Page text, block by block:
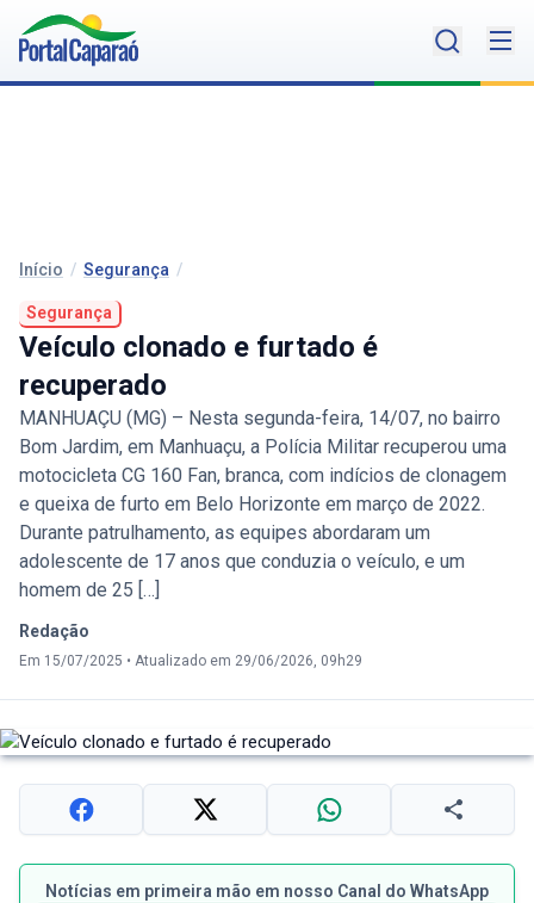
Início / Segurança /
Segurança
Veículo clonado e furtado é
recuperado
MANHUAÇU (MG) – Nesta segunda-feira, 14/07, no bairro
Bom Jardim, em Manhuaçu, a Polícia Militar recuperou uma
motocicleta CG 160 Fan, branca, com indícios de clonagem
e queixa de furto em Belo Horizonte em março de 2022.
Durante patrulhamento, as equipes abordaram um
adolescente de 17 anos que conduzia o veículo, e um
homem de 25 […]
Redação
Em 15/07/2025 • Atualizado em 29/06/2026, 09h29
Notícias em primeira mão em nosso Canal do WhatsApp